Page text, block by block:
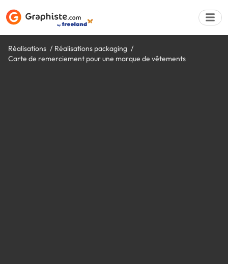
Réalisations
Réalisations packaging
Carte de remerciement pour une marque de vêtements